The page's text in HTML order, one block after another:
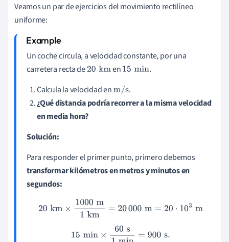
Veamos un par de ejercicios del movimiento rectilíneo
uniforme:
Un coche circula, a velocidad constante, por una
carretera recta de20km en15min .
Calcula la velocidad enm/s .
¿Qué distancia podría recorrer a la misma velocidad
en media hora?
Solución:
Para responder el primer punto, primero debemos
transformar kilómetros en metros y minutos en
segundos:
20km×1000m1 km=20000 m= 20 103 m
15min× 60s1min =900s.